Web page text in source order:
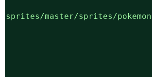
master/sprites/